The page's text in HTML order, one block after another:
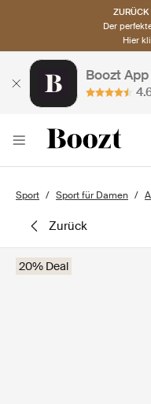
ZURÜCK
Der
Hier
Boozt App
Sport Sport für Damen
zurück
20% Deal